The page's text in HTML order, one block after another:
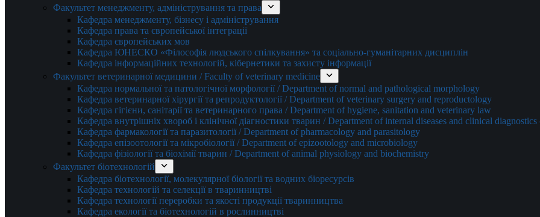
Факультет менеджменту, адміністрування та права
Кафедра менеджменту, бізнесу і адміністрування
Кафедра права та європейської інтеграції
Кафедра європейських мов
Кафедра ЮНЕСКО «Філософія людського спілкування» та соціально-гуманітарних дисциплін
Кафедра інформаційних технологій, кібернетики та захисту інформації
Факультет ветеринарної медицини / Faculty of veterinary medicine
Кафедра нормальної та патологічної морфології / Department of normal and pathological morphology
Кафедра ветеринарної хірургії та репродуктології / Department of veterinary surgery and reproductology
Кафедра гігієни, санітарії та ветеринарного права / Department of hygiene, sanitation and veterinary law
Кафедра внутрішніх хвороб і клінічної діагностики тварин / Department of internal diseases and clinical
Кафедра фармакології та паразитології / Department of pharmacology and parasitology
Кафедра епізоотології та мікробіології / Department of epizootology and microbiology
Кафедра фізіології та біохімії тварин / Department of animal physiology and biochemistry
Факультет біотехнологій
Кафедра біотехнології, молекулярної біології та водних біоресурсів
Кафедра технологій та селекції в тваринництві
Кафедра технології переробки та якості продукції тваринництва
Кафедра екології та біотехнологій в рослинництві